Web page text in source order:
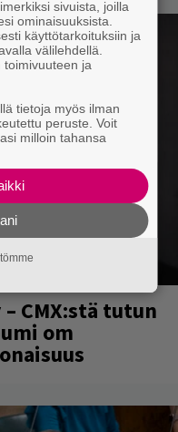
CMX:stä tutun
om
sivuista, joilla
ominaisuuksista.
käyttötarkoituksiin ja
välilehdellä.
toimivuuteen ja
tietoja myös ilman
peruste. Voit
milloin tahansa